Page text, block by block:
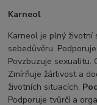
Karneol
Karneol je plný
sebedůvěru.
Povzbuzuje sexualitu.
Zmírňuje žárlivost a
životních situacích.
Podporuje tvůrčí a